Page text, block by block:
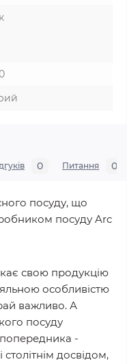
0 Питання 0
посуду, що
посуду Arc
свою продукцію
особливістю
важливо. А
посуду
-
досвідом,